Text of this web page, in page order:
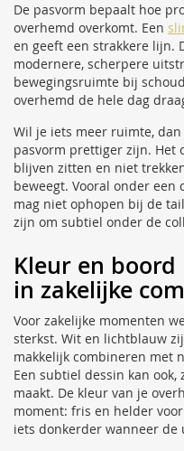
De pasvorm bepaalt hoe
overhemd overkomt. Een
en geeft een strakkere lijn.
modernere, scherpere
bewegingsruimte bij
overhemd de hele dag
Wil je iets meer ruimte,
pasvorm prettiger zijn. Het
blijven zitten en niet
beweegt. Vooral onder
mag niet ophopen bij de
zijn om subtiel onder de
Kleur en
in zakelijke
Voor zakelijke momenten
sterkst. Wit en lichtblauw
makkelijk combineren met
Een subtiel dessin kan
maakt. De kleur van je
moment: fris en helder
iets donkerder wanneer